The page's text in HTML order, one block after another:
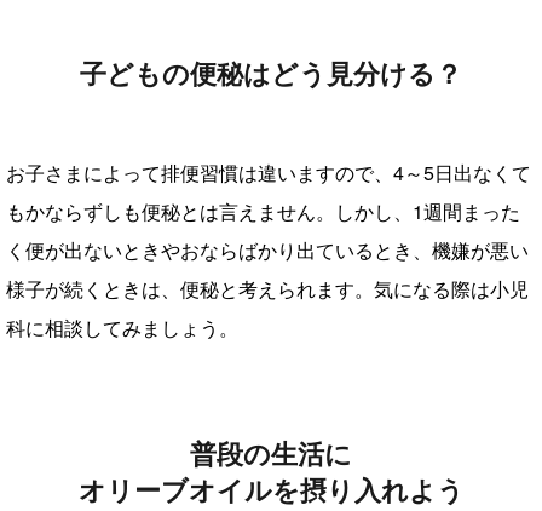
子どもの便秘はどう見分ける？
お子さまによって排便習慣は違いますので、4～5日出なくて
もかならずしも便秘とは言えません。しかし、1週間まった
く便が出ないときやおならばかり出ているとき、機嫌が悪い
様子が続くときは、便秘と考えられます。気になる際は小児
科に相談してみましょう。
普段の生活に
オリーブオイルを摂り入れよう